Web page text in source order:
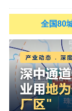
华夏幸福
联东U谷
全国80